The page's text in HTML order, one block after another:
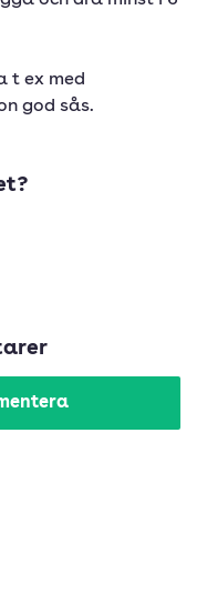
t ex med
god sås.